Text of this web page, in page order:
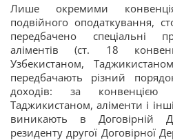
Лише окремими
подвійного оподаткування,
передбачено спеціальні
аліментів (ст. 18
Узбекистаном,
передбачають різний
доходів: за
Таджикистаном, аліменти і
виникають в Договірній
резиденту другої Договірної